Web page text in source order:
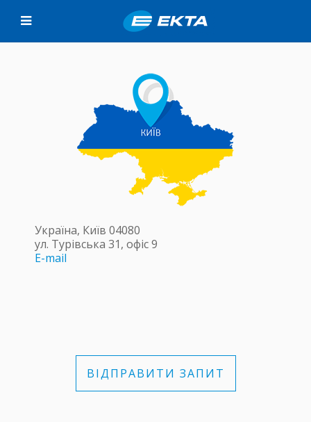
Україна, Київ 04080
ул. Турівська 31, офіс 9
E-mail
ВІДПРАВИТИ ЗАПИТ